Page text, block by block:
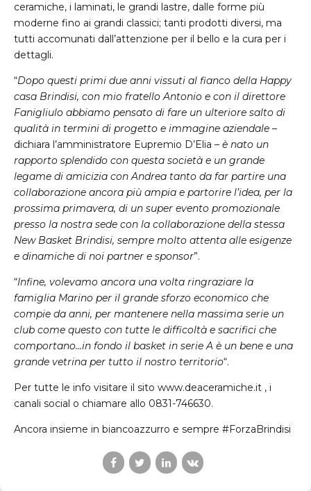
ceramiche, i laminati, le grandi lastre, dalle forme più
moderne fino ai grandi classici; tanti prodotti diversi, ma
tutti accomunati dall’attenzione per il bello e la cura per i
dettagli.
“Dopo questi primi due anni vissuti al fianco della Happy
casa Brindisi, con mio fratello Antonio e con il direttore
Fanigliulo abbiamo pensato di fare un ulteriore salto di
qualità in termini di progetto e immagine aziendale –
dichiara l’amministratore Eupremio D’Elia – è nato un
rapporto splendido con questa società e un grande
legame di amicizia con Andrea tanto da far partire una
collaborazione ancora più ampia e partorire l’idea, per la
prossima primavera, di un super evento promozionale
presso la nostra sede con la collaborazione della stessa
New Basket Brindisi, sempre molto attenta alle esigenze
e dinamiche di noi partner e sponsor”.
“Infine, volevamo ancora una volta ringraziare la
famiglia Marino per il grande sforzo economico che
compie da anni, per mantenere nella massima serie un
club come questo con tutte le difficoltà e sacrifici che
comportano…in fondo il basket in serie A è un bene e una
grande vetrina per tutto il nostro territorio“.
Per tutte le info visitare il sito www.deaceramiche.it , i
canali social o chiamare allo 0831-746630.
Ancora insieme in biancoazzurro e sempre #ForzaBrindisi